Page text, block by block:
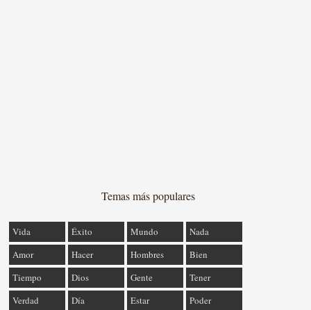
Temas más populares
Vida Éxito Mundo
Nada
Amor
Hacer Hombres
Bien
Tiempo
Dios Gente
Tener
Verdad
Día Estar Poder